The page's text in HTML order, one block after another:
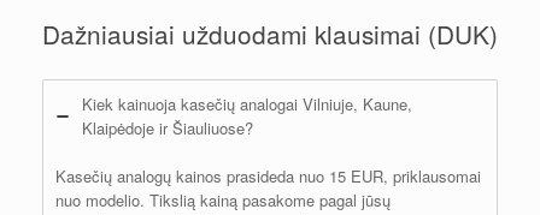
Dažniausiai užduodami klausimai (DUK)
Kiek kainuoja kasečių analogai Vilniuje, Kaune,
Klaipėdoje ir Šiauliuose?
Kasečių analogų kainos prasideda nuo 15 EUR, priklausomai
nuo modelio. Tikslią kainą pasakome pagal jūsų